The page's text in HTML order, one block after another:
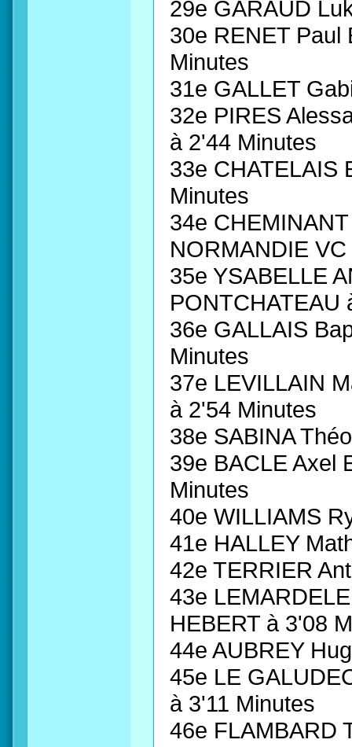
29e GARAUD
30e RENET Paul
Minutes
31e GALLET
32e PIRES
à 2'44 Minutes
33e CHATELAIS
Minutes
34e
NORMANDIE
35e YSABELLE
PONTCHATEAU
36e GALLAIS
Minutes
37e LEVILLAIN
à 2'54 Minutes
38e SABINA
39e BACLE Axel
Minutes
40e WILLIAMS
41e HALLEY
42e TERRIER
43e
HEBERT à 3'08
44e AUBREY
45e LE
à 3'11 Minutes
46e FLAMBARD